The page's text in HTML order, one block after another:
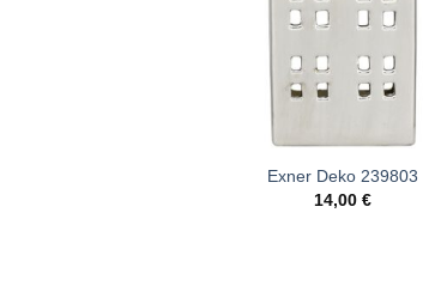
Exner Deko 239803
14,00€